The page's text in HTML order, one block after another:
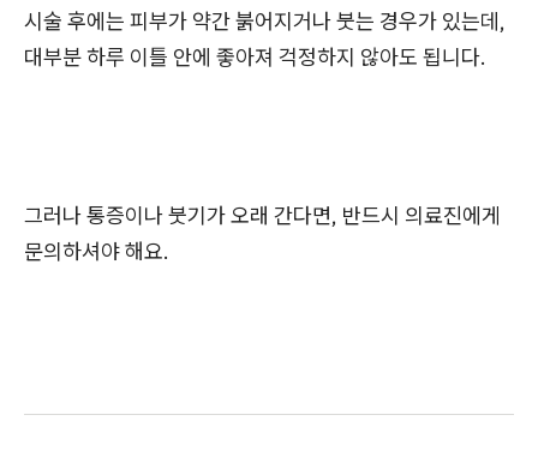
시술 후에는 피부가 약간 붉어지거나 붓는 경우가 있는데,
대부분 하루 이틀 안에 좋아져 걱정하지 않아도 됩니다.
그러나 통증이나 붓기가 오래 간다면, 반드시 의료진에게
문의하셔야 해요.